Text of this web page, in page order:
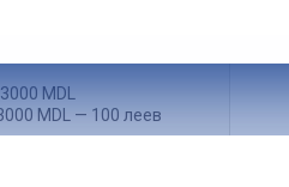
MDL
MDL — 100 леев